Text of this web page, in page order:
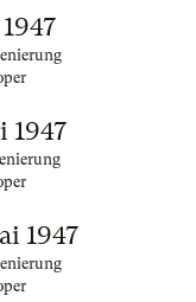
1947
1947